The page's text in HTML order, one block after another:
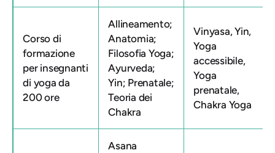
Corso di
formazione
per insegnanti
di yoga da
200 ore
Allineamento;
Anatomia;
Filosofia Yoga;
Ayurveda;
Yin; Prenatale;
Teoria dei
Chakra
Vinyasa, Yin,
Yoga
accessibile,
Yoga
prenatale,
Chakra Yoga
Asana